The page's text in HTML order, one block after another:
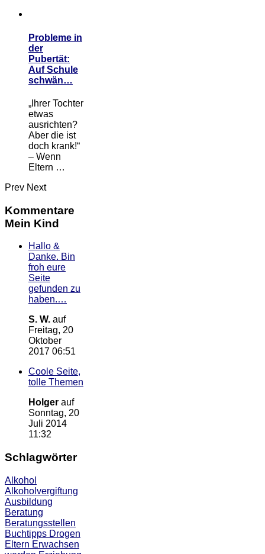
Probleme in
der
Pubertät:
Auf Schule
schwän…
„Ihrer Tochter
etwas
ausrichten?
Aber die ist
doch krank!“
– Wenn
Eltern …
Prev Next
Kommentare
Mein Kind
Hallo &
Danke. Bin
froh eure
Seite
gefunden zu
haben.…
S. W. auf
Freitag, 20
Oktober
2017 06:51
Coole Seite,
tolle Themen
Holger auf
Sonntag, 20
Juli 2014
11:32
Schlagwörter
Alkohol
Alkoholvergiftung
Ausbildung
Beratung
Beratungsstellen
Buchtipps Drogen
Eltern Erwachsen